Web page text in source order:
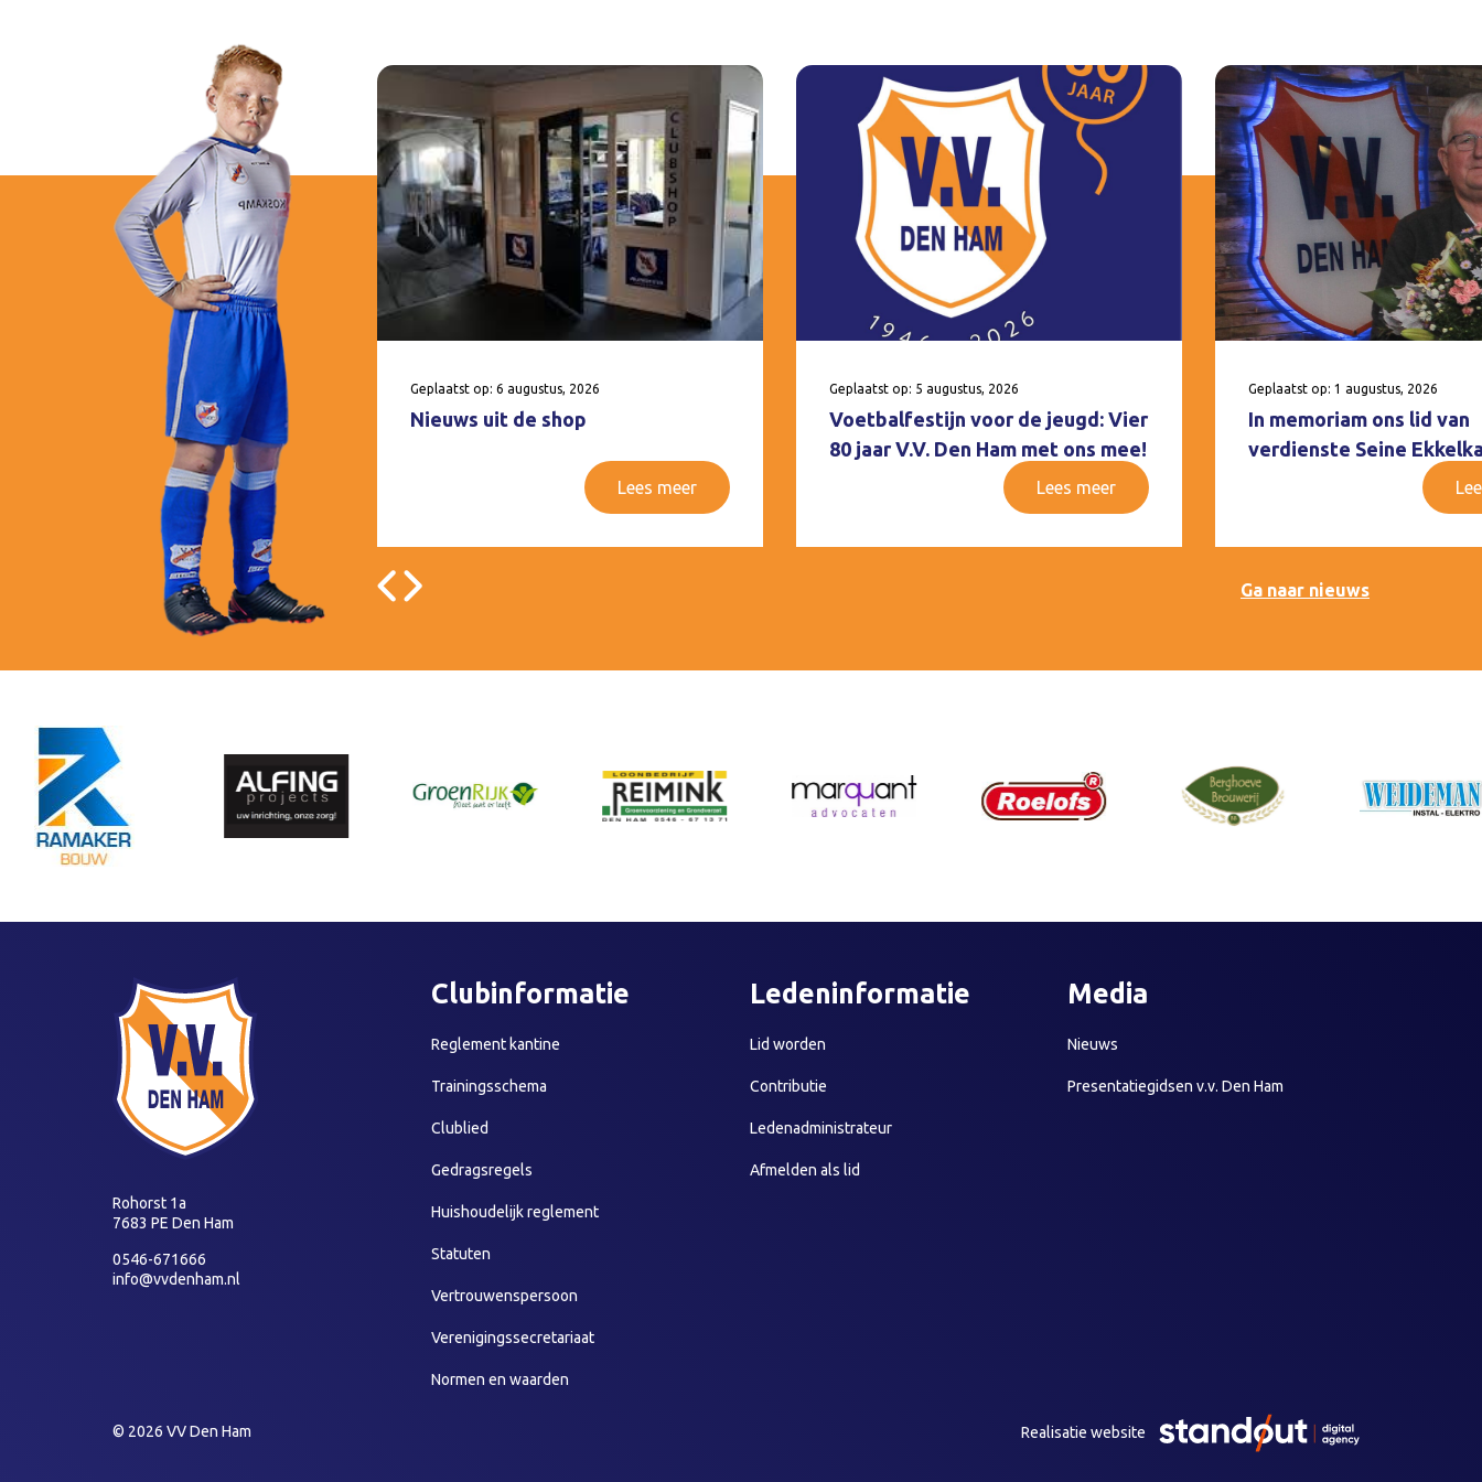
Geplaatst op: 6 augustus, 2026
Nieuws uit de shop
Lees meer
Geplaatst op: 5 augustus, 2026
Voetbalfestijn voor de jeugd: Vier
80 jaar V.V. Den Ham met ons mee!
Lees meer
Geplaatst op: 1 augustus, 2026
In memoriam ons lid van
verdienste Seine
Ga naar nieuws
Rohorst 1a
7683 PE Den Ham
0546-671666
info@vvdenham.nl
Clubinformatie
Reglement kantine
Trainingsschema
Clublied
Gedragsregels
Huishoudelijk reglement
Statuten
Vertrouwenspersoon
Verenigingssecretariaat
Normen en waarden
Ledeninformatie
Lid worden
Contributie
Ledenadministrateur
Afmelden als lid
Media
Nieuws
Presentatiegidsen v.v. Den Ham
© 2026 VV Den Ham Realisatie website